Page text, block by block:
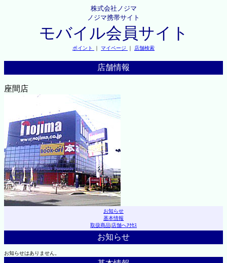
株式会社ノジマ
ノジマ携帯サイト
モバイル会員サイト
ポイント ｜ マイページ ｜ 店舗検索
店舗情報
座間店
お知らせ
基本情報
取扱商品|店舗へｱｸｾｽ
お知らせ
お知らせはありません。